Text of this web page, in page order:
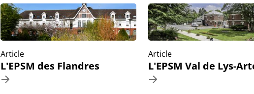
Article
L'EPSM des Flandres
Article
L'EPSM Val de Lys-